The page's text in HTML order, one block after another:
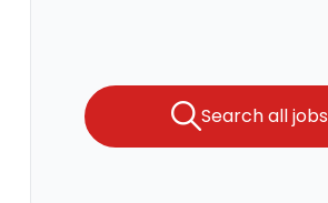
Search all jobs